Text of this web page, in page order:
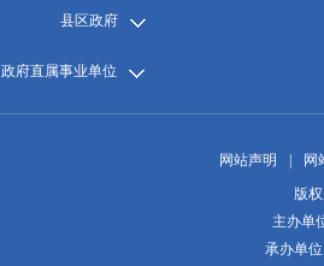
县区政府
政府直属事业单位
网站声明 |
网
版
主办单
承办单